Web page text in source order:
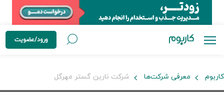
ورود/عضویت
کاربوم معرفی شرکت‌ها شرکت نارین گستر مهرگل